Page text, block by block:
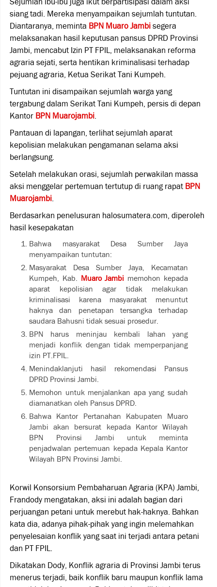
siang tadi. Mereka menyampaikan sejumlah tuntutan.
Diantaranya, meminta BPN Muaro Jambisegera
melaksanakan hasil keputusan pansus DPRD Provinsi
Jambi, mencabut Izin PT FPIL, melaksanakan reforma
agraria sejati, serta hentikan kriminalisasi terhadap
pejuang agraria, Ketua Serikat Tani Kumpeh.
Tuntutan ini disampaikan sejumlah warga yang
tergabung dalam Serikat Tani Kumpeh, persis di depan
Kantor BPN Muarojambi.
Pantauan di lapangan, terlihat sejumlah aparat
kepolisian melakukan pengamanan selama aksi
berlangsung.
Setelah melakukan orasi, sejumlah perwakilan massa
aksi menggelar pertemuan tertutup di ruang rapatBPN
Muarojambi.
Berdasarkan penelusuran halosumatera.com, diperoleh
hasil kesepakatan
Bahwa masyarakat Desa Sumber Jaya
menyampaikan tuntutan:
Masyarakat Desa Sumber Jaya, Kecamatan
Kumpeh, Kab. Muaro Jambi memohon kepada
aparat kepolisian agar tidak melakukan
kriminalisasi karena masyarakat menuntut
haknya dan penetapan tersangka terhadap
saudara Bahusni tidak sesuai prosedur.
BPN harus meninjau kembali lahan yang
menjadi konflik dengan tidak memperpanjang
izin PT.FPIL.
Menindaklanjuti hasil rekomendasi Pansus
DPRD Provinsi Jambi.
Memohon untuk menjalankan apa yang sudah
diamanatkan oleh Pansus DPRD.
Bahwa Kantor Pertanahan Kabupaten Muaro
Jambi akan bersurat kepada Kantor Wilayah
BPN Provinsi Jambi untuk meminta
penjadwalan pertemuan kepada Kepala Kantor
Wilayah BPN Provinsi Jambi.
Korwil Konsorsium Pembaharuan Agraria (KPA) Jambi,
Frandody mengatakan, aksi ini adalah bagian dari
perjuangan petani untuk merebut hak-haknya. Bahkan
kata dia, adanya pihak-pihak yang ingin melemahkan
penyelesaian konflik yang saat ini terjadi antara petani
dan PT FPIL.
Dikatakan Dody, Konflik agraria di Provinsi Jambi terus
menerus terjadi, baik konflik baru maupun konflik lama